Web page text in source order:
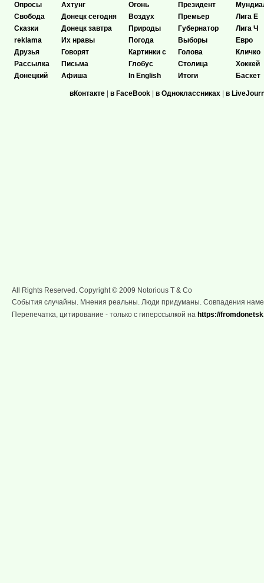
Опросы
Свобода
Сказки
reklama
Друзья
Рассылка
Донецкий
Ахтунг
Донецк сегодня
Донецк завтра
Их нравы
Говорят
Письма
Афиша
Огонь
Воздух
Природы
Погода
Картинки с
Глобус
In English
Президент
Премьер
Губернатор
Выборы
Голова
Столица
Итоги
Лига Е
Лига Ч
Евро
Кличко
Хоккей
Баскет
вКонтакте в FaceBook в Одноклассниках в
All Rights Reserved. Copyright © 2009 Notorious T & Co
События случайны. Мнения реальны. Люди придуманы. Совпадения
Перепечатка, цитирование - только с гиперссылкой на https://